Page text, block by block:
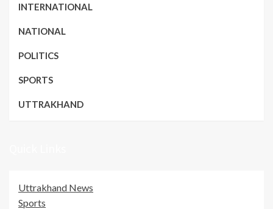
INTERNATIONAL
NATIONAL
POLITICS
SPORTS
UTTRAKHAND
Uttrakhand News
Sports